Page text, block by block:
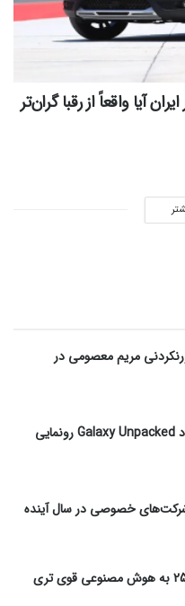
آیا واقعاً از رقبا گران‌تر
مریم معصومی در
کدام محصولات در رویداد Galaxy Unpacked رونمایی
خصوصی در سال آینده
سامسونگ گلکسی اس 25 به هوش مصنوعی قوی تری